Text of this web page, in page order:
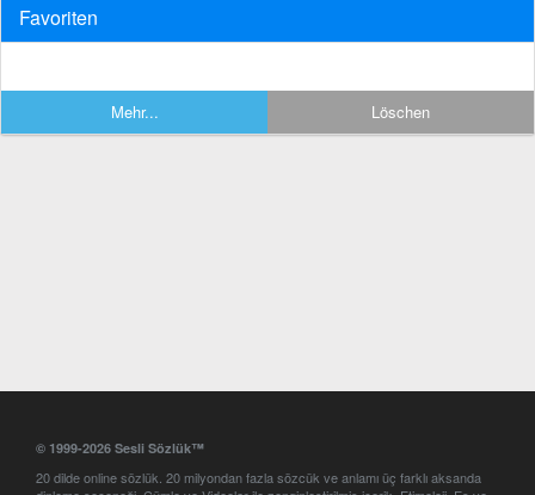
Favoriten
Mehr... Löschen
© 1999-2026 Sesli Sözlük™
20 dilde online sözlük. 20 milyondan fazla sözcük ve anlamı üç farklı aksanda